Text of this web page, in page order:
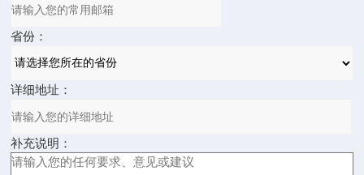
省份：
详细地址：
补充说明：